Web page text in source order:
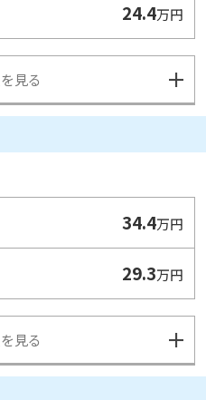
24.4万円
見る
34.4万円
29.3万円
見る